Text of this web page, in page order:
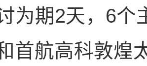
为期2天，6个
首航高科敦煌